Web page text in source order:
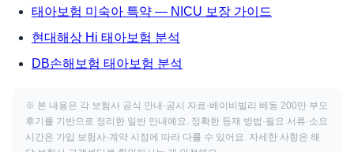
태아보험 미숙아 특약 — NICU 보장 가이드
현대해상 Hi 태아보험 분석
DB손해보험 태아보험 분석
※ 본 내용은 각 보험사 공식 안내·공시 자료·베이비빌리 베동 200만 부모
후기를 기반으로 정리한 일반 안내예요. 정확한 등재 방법·필요 서류·소요
시간은 가입 보험사·계약 시점에 따라 다를 수 있어요. 자세한 사항은 해